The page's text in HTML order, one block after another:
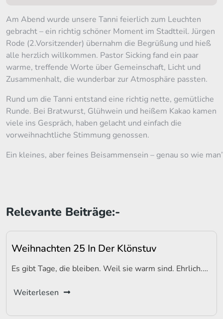
Am Abend wurde unsere Tanni feierlich zum Leuchten
gebracht – ein richtig schöner Moment im Stadtteil. Jürgen
Rode (2.Vorsitzender) übernahm die Begrüßung und hieß
alle herzlich willkommen. Pastor Sicking fand ein paar
warme, treffende Worte über Gemeinschaft, Licht und
Zusammenhalt, die wunderbar zur Atmosphäre passten.
Rund um die Tanni entstand eine richtig nette, gemütliche
Runde. Bei Bratwurst, Glühwein und heißem Kakao kamen
viele ins Gespräch, haben gelacht und einfach die
vorweihnachtliche Stimmung genossen.
Ein kleines, aber feines Beisammensein – genau so wie
Relevante Beiträge:-
Weihnachten 25 In Der Klönstuv
Es gibt Tage, die bleiben. Weil sie warm sind. Ehrlich.…
Weiterlesen